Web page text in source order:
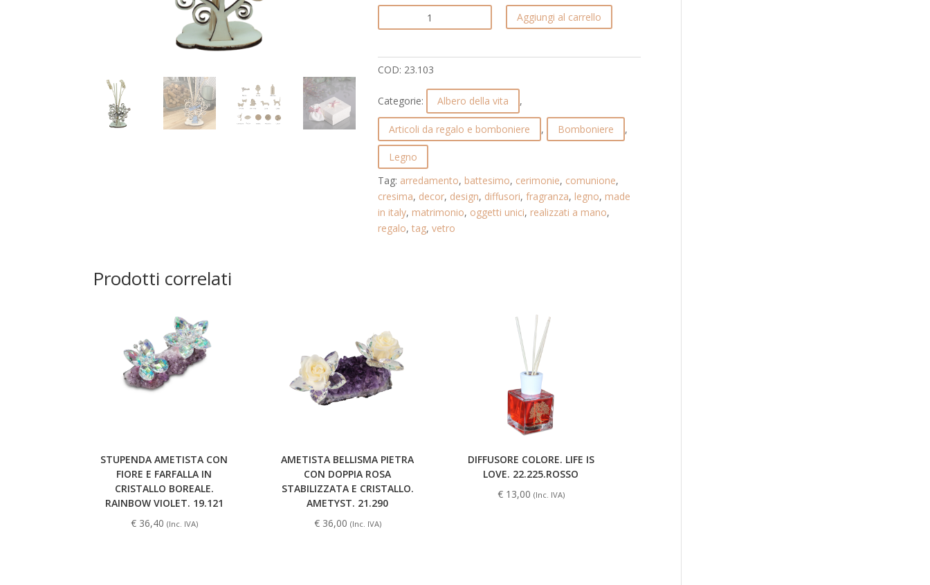
DELLA
CON
TAG
VOSTRA
SCELTA.
ALBERO
DELLA
VITA.
23.103
quantità
Aggiungi al carrello
COD: 23.103
Categorie: Albero della vita ,
Articoli da regalo e bomboniere , Bomboniere ,
Legno
Tag: arredamento, battesimo, cerimonie, comunione,
cresima, decor, design, diffusori,fragranza, legno, made
in italy, matrimonio, oggetti unici, realizzati a mano,
regalo,tag,vetro
Prodotti correlati
STUPENDA AMETISTA CON
FIORE E FARFALLA IN
CRISTALLO BOREALE.
RAINBOW VIOLET. 19.121
€36,40 (Inc. IVA)
AMETISTA BELLISMA PIETRA
CON DOPPIA ROSA
STABILIZZATA E CRISTALLO.
AMETYST. 21.290
€36,00 (Inc. IVA)
DIFFUSORE COLORE. LIFE IS
LOVE. 22.225.ROSSO
€13,00 (Inc. IVA)